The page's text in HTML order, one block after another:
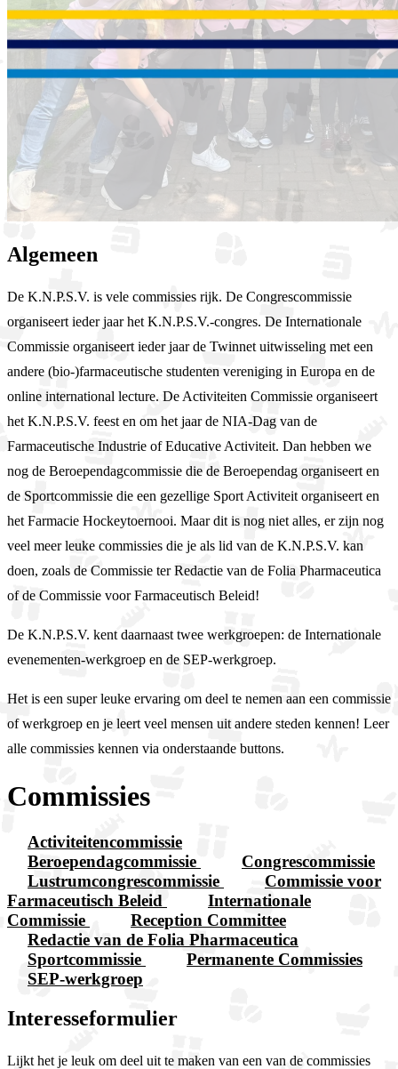
Algemeen
De K.N.P.S.V. is vele commissies rijk. De Congrescommissie
organiseert ieder jaar het K.N.P.S.V.-congres. De Internationale
Commissie organiseert ieder jaar de Twinnet uitwisseling met een
andere (bio-)farmaceutische studenten vereniging in Europa en de
online international lecture. De Activiteiten Commissie organiseert
het K.N.P.S.V. feest en om het jaar de NIA-Dag van de
Farmaceutische Industrie of Educative Activiteit. Dan hebben we
nog de Beroependagcommissie die de Beroependag organiseert en
de Sportcommissie die een gezellige Sport Activiteit organiseert en
het Farmacie Hockeytoernooi. Maar dit is nog niet alles, er zijn nog
veel meer leuke commissies die je als lid van de K.N.P.S.V. kan
doen, zoals de Commissie ter Redactie van de Folia Pharmaceutica
of de Commissie voor Farmaceutisch Beleid!
De K.N.P.S.V. kent daarnaast twee werkgroepen: de Internationale
evenementen-werkgroep en de SEP-werkgroep.
Het is een super leuke ervaring om deel te nemen aan een commissie
of werkgroep en je leert veel mensen uit andere steden kennen! Leer
alle commissies kennen via onderstaande buttons.
Commissies
Activiteitencommissie
Beroependagcommissie
Congrescommissie
Lustrumcongrescommissie
Commissie voor
Farmaceutisch Beleid
Internationale
Commissie
Reception Committee
Redactie van de Folia Pharmaceutica
Sportcommissie
Permanente Commissies
SEP-werkgroep
Interesseformulier
Lijkt het je leuk om deel uit te maken van een van de commissies